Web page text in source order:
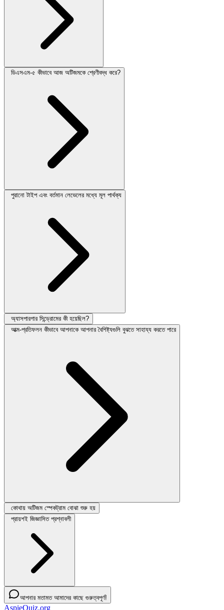
ডিএসএম-৫ কীভাবে আজ অটিজমকে শ্রেণীবদ্ধ করে?
পুরানো টাইপ এবং বর্তমান লেভেলের মধ্যে মূল পার্থক্য
অ্যাসপারগার সিন্ড্রোমের কী হয়েছিল?
আত্ম-প্রতিফলন কীভাবে আপনাকে আপনার বৈশিষ্ট্যগুলি বুঝতে সাহায্য করতে পারে
কোথায় অটিজম স্পেকট্রাম বোঝা শুরু হয়
প্রায়শই জিজ্ঞাসিত প্রশ্নাবলী
আপনার মতামত আমাদের কাছে গুরুত্বপূর্ণ!
AspieQuiz.org